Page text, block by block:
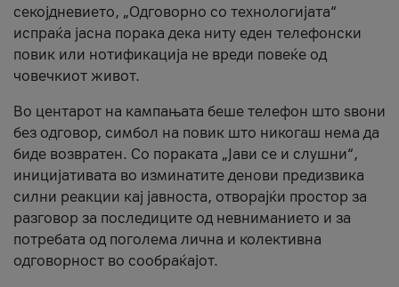
секојдневието, „Одговорно со технологијата“
испраќа јасна порака дека ниту еден телефонски
повик или нотификација не вреди повеќе од
човечкиот живот.
Во центарот на кампањата беше телефон што ѕвони
без одговор, симбол на повик што никогаш нема да
биде возвратен. Со пораката „Јави се и слушни“,
иницијативата во изминатите денови предизвика
силни реакции кај јавноста, отворајќи простор за
разговор за последиците од невниманието и за
потребата од поголема лична и колективна
одговорност во сообраќајот.